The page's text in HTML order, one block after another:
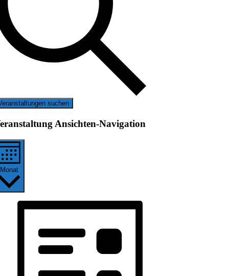
suchen
Ansichten-Navigation
Monat